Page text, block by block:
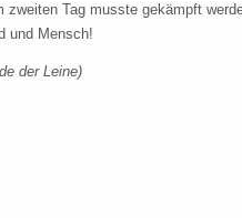
Tag musste gekämpft
und Mensch!
der Leine)